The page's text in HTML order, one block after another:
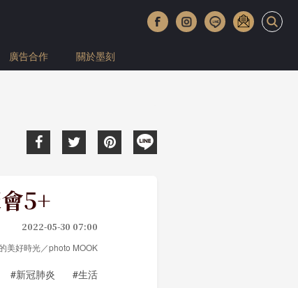
廣告合作 關於墨刻
5+
2022-05-30 07:00
美好時光／photo MOOK
#新冠肺炎 #生活